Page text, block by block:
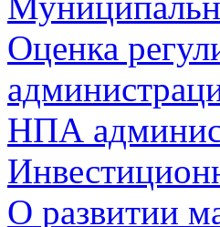
Оценка
НПА
О развитии